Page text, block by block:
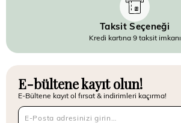
Taksit Seçeneği
Kredi kartına 9 taksit imkanı
E-bültene kayıt olun!
E-Bültene kayıt ol fırsat & indirimleri kaçırma!